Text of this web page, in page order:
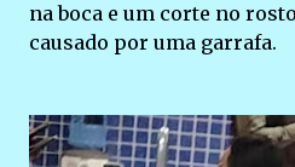
na boca e um corte no
causado por uma garrafa.